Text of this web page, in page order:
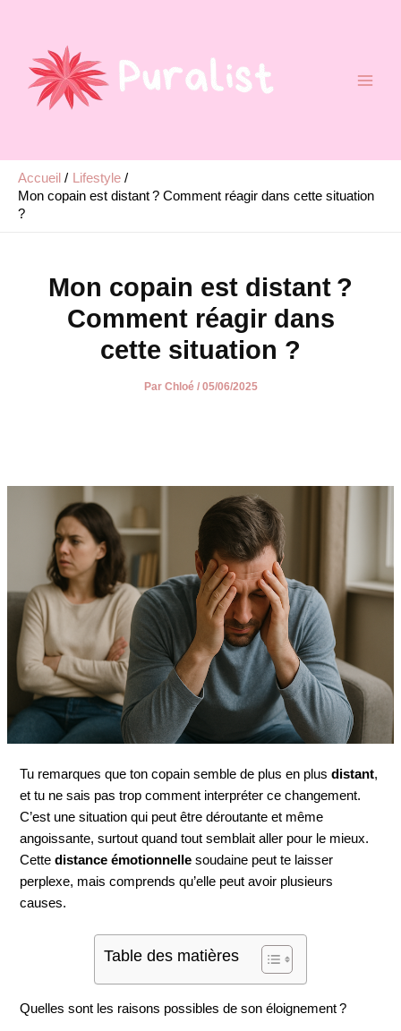
Accueil
Lifestyle
Mon copain est distant ? Comment réagir dans cette situation
?
Mon copain est distant ?
Comment réagir dans
cette situation ?
Par Chloé / 05/06/2025
Tu remarques que ton copain semble de plus en plusdistant,
et tu ne sais pas trop comment interpréter ce changement.
C’est une situation qui peut être déroutante et même
angoissante, surtout quand tout semblait aller pour le mieux.
Cettedistance émotionnelle soudaine peut te laisser
perplexe, mais comprends qu’elle peut avoir plusieurs
causes.
Table des matières
Quelles sont les raisons possibles de son éloignement ?